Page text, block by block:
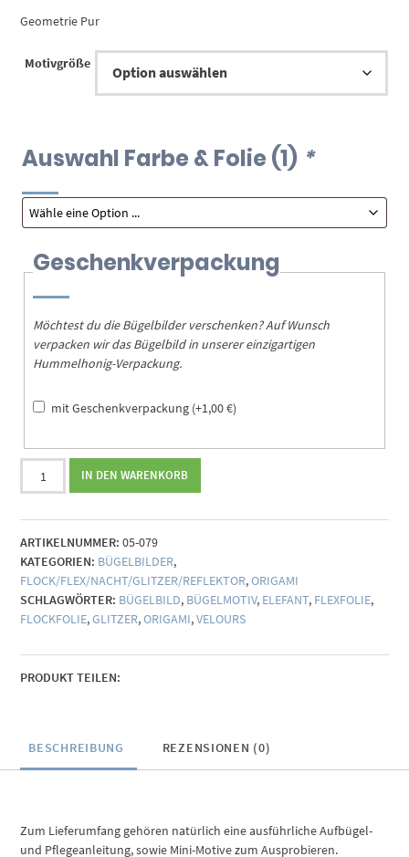
9,00 €
Geometrie Pur
Motivgröße
Auswahl Farbe & Folie (1) *
Geschenkverpackung
Möchtest du die Bügelbilder verschenken? Auf Wunsch
verpacken wir das Bügelbild in unserer einzigartigen
Hummelhonig-Verpackung.
mit Geschenkverpackung (+1,00€)
Bügelbild
Origami
(individualisierbar)
Menge
IN DEN WARENKORB
ARTIKELNUMMER: 05-079
KATEGORIEN: BÜGELBILDER,
FLOCK/FLEX/NACHT/GLITZER/REFLEKTOR,ORIGAMI
SCHLAGWÖRTER: BÜGELBILD, BÜGELMOTIV, ELEFANT, FLEXFOLIE,
FLOCKFOLIE,GLITZER,ORIGAMI,VELOURS
PRODUKT TEILEN:
BESCHREIBUNG REZENSIONEN (0)
Zum Lieferumfang gehören natürlich eine ausführliche Aufbügel-
und Pflegeanleitung, sowie Mini-Motive zum Ausprobieren.